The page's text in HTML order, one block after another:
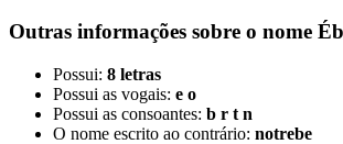
Outras informações sobre o nome
Possui: 8 letras
Possui as vogais: e o
Possui as consoantes: b r t n
O nome escrito ao contrário: notrebe